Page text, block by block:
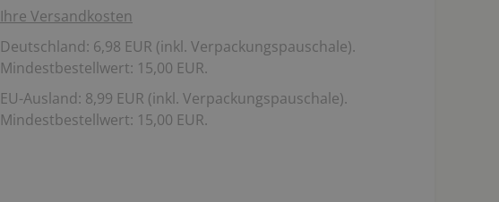
Ihre Versandkosten
Deutschland: 6,98 EUR (inkl. Verpackungspauschale).
Mindestbestellwert: 15,00 EUR.
EU-Ausland: 8,99 EUR (inkl. Verpackungspauschale).
Mindestbestellwert: 15,00 EUR.